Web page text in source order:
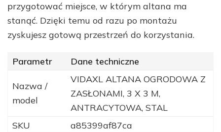
przygotować miejsce, w którym altana ma
stanąć. Dzięki temu od razu po montażu
zyskujesz gotową przestrzeń do korzystania.
Parametr Dane techniczne
Nazwa /
model
VIDAXL ALTANA OGRODOWA Z
ZASŁONAMI, 3 X 3 M,
ANTRACYTOWA, STAL
SKU
a85399af87ca